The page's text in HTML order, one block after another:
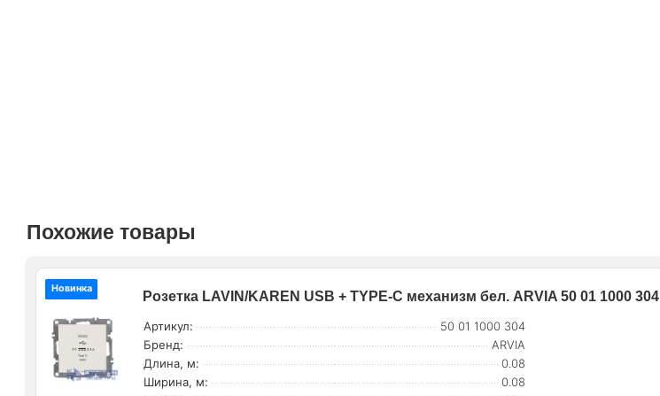
Похожие товары
Новинка
Розетка LAVIN/KAREN USB + TYPE-C механизм бел. ARVIA 50 01 1000 304
Артикул:
50 01 1000 304
Бренд:
ARVIA
Длина, м:
0.08
Ширина, м:
0.08